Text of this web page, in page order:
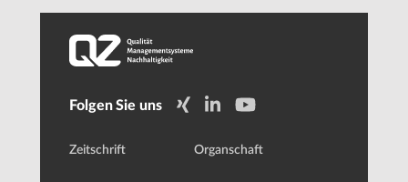
Folgen Sie uns
Zeitschrift Organschaft